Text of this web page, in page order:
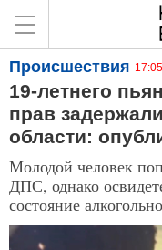
Происшествия 17:05
19-летнего
прав
области:
Молодой человек
ДПС, однако
состояние